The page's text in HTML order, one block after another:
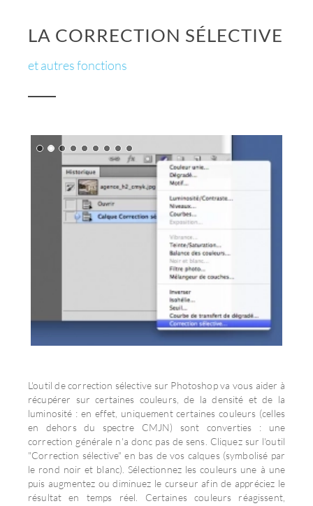
LA CORRECTION SÉLECTIVE
et autres fonctions
récupérer sur certaines couleurs, de la densité et de la
luminosité : en effet, uniquement certaines couleurs (celles
en dehors du spectre CMJN) sont converties : une
correction générale n'a donc pas de sens. Cliquez sur l'outil
"Correction sélective" en bas de vos calques (symbolisé par
le rond noir et blanc). Sélectionnez les couleurs une à une
puis augmentez ou diminuez le curseur afin de appréciez le
résultat en temps réel. Certaines couleurs réagissent,
d'autres non.